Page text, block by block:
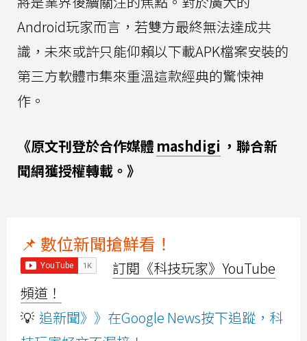
Android玩家而言，若雙方最終無法達成共
識，未來或許只能仰賴以下載APK檔案安裝的
第三方軟體市集來重溫這款經典的驚悚神
作。
《原文刊登於合作媒體 mashdigi ，聯合新
聞網獲授權轉載。》
📌 數位新聞搶鮮看！
訂閱《科技玩家》YouTube
頻道！
💡 追新聞》》在Google News按下追蹤，科